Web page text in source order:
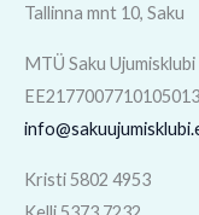
Tallinna mnt 10, Saku
MTÜ Saku Ujumisklubi
Kristi 5802 4953